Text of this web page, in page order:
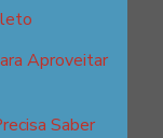
Aproveitar
Saber